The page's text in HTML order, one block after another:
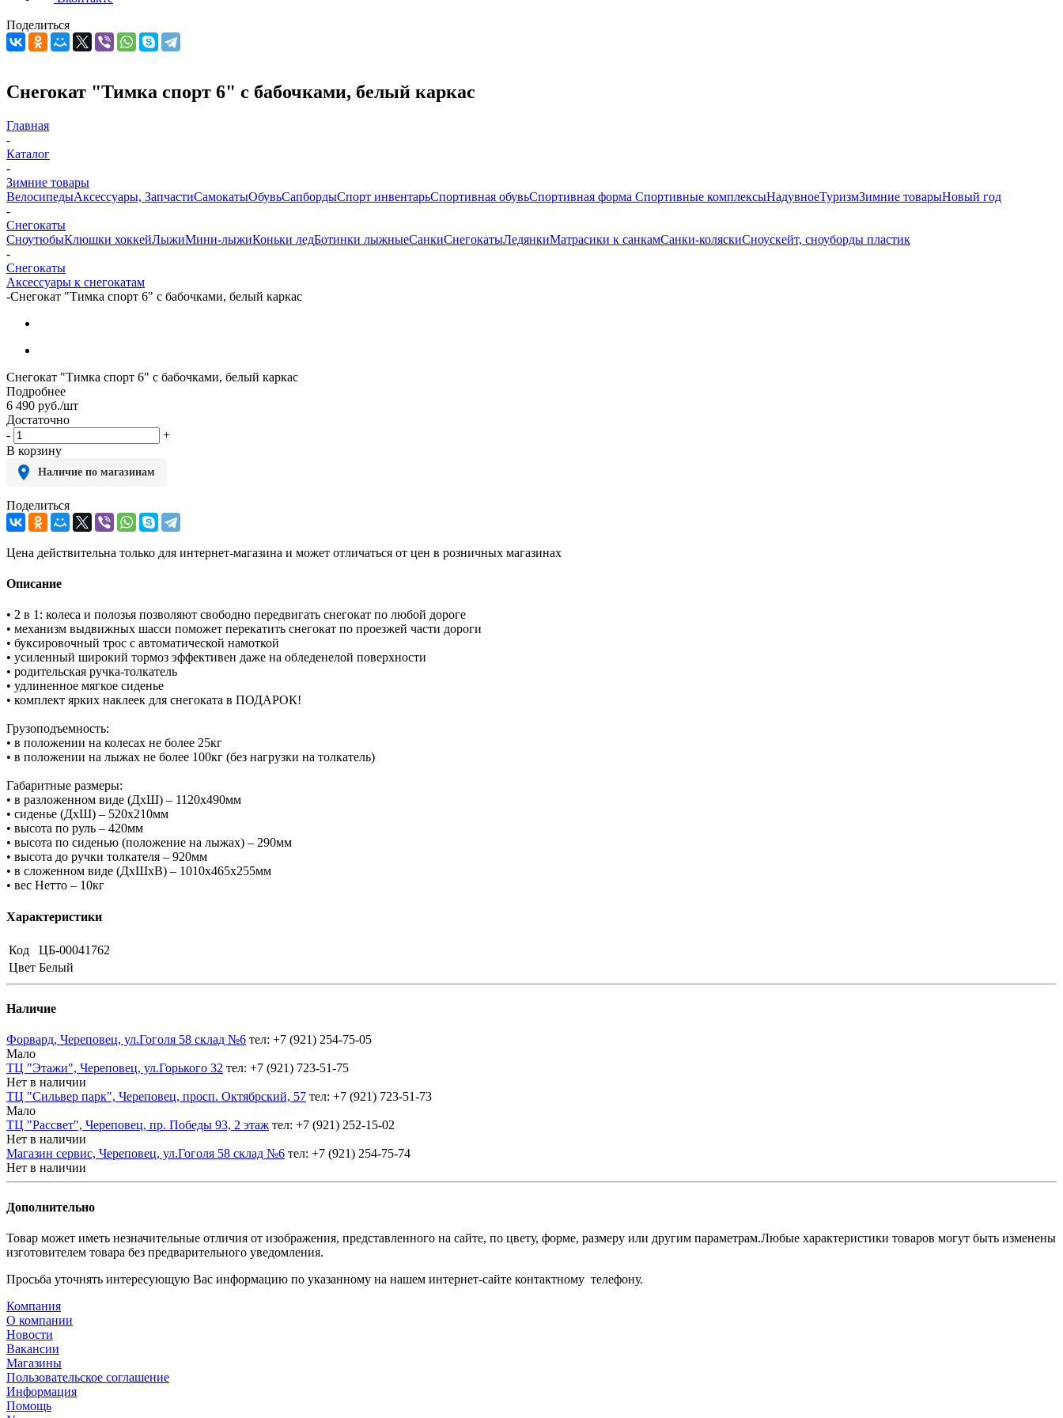
Поделиться
Снегокат "Тимка спорт 6" с бабочками, белый каркас
Главная
-
Каталог
-
Зимние товары
ВелосипедыАксессуары, ЗапчастиСамокатыОбувьСапбордыСпорт инвентарьСпортивная обувьСпортивная форма Спортивные комплексыНадувноеТуризмЗимние товарыНовый год
-
Снегокаты
СноутюбыКлюшки хоккейЛыжиМини-лыжиКоньки ледБотинки лыжныеСанкиСнегокатыЛедянкиМатрасики к санкамСанки-коляскиСноускейт, сноуборды пластик
-
Снегокаты
Аксессуары к снегокатам
-Снегокат "Тимка спорт 6" с бабочками, белый каркас
Снегокат "Тимка спорт 6" с бабочками, белый каркас
Подробнее
6 490 руб./шт
Достаточно
-
+
В корзину
Наличие по магазинам
Поделиться
Цена действительна только для интернет-магазина и может отличаться от цен в розничных магазинах
Описание
• 2 в 1: колеса и полозья позволяют свободно передвигать снегокат по любой дороге
• механизм выдвижных шасси поможет перекатить снегокат по проезжей части дороги
• буксировочный трос с автоматической намоткой
• усиленный широкий тормоз эффективен даже на обледенелой поверхности
• родительская ручка-толкатель
• удлиненное мягкое сиденье
• комплект ярких наклеек для снегоката в ПОДАРОК!
Грузоподъемность:
• в положении на колесах не более 25кг
• в положении на лыжах не более 100кг (без нагрузки на толкатель)
Габаритные размеры:
• в разложенном виде (ДхШ) – 1120х490мм
• сиденье (ДхШ) – 520х210мм
• высота по руль – 420мм
• высота по сиденью (положение на лыжах) – 290мм
• высота до ручки толкателя – 920мм
• в сложенном виде (ДхШхВ) – 1010х465х255мм
• вес Нетто – 10кг
Характеристики
Код
ЦБ-00041762
Цвет Белый
Наличие
Форвард, Череповец, ул.Гоголя 58 склад №6 тел: +7 (921) 254-75-05
Мало
ТЦ "Этажи", Череповец, ул.Горького 32 тел: +7 (921) 723-51-75
Нет в наличии
ТЦ "Сильвер парк", Череповец, просп. Октябрский, 57 тел: +7 (921) 723-51-73
Мало
ТЦ "Рассвет", Череповец, пр. Победы 93, 2 этаж тел: +7 (921) 252-15-02
Нет в наличии
Магазин сервис, Череповец, ул.Гоголя 58 склад №6 тел: +7 (921) 254-75-74
Нет в наличии
Дополнительно
Товар может иметь незначительные отличия от изображения, представленного на сайте, по цвету, форме, размеру или другим параметрам.Любые характеристики товаров могут быть изменены
изготовителем товара без предварительного уведомления.
Просьба уточнять интересующую Вас информацию по указанному на нашем интернет-сайте контактному телефону.
Компания
О компании
Новости
Вакансии
Магазины
Пользовательское соглашение
Информация
Помощь